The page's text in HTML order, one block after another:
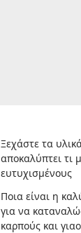
Ξεχάστε τα
αποκαλύπτει τι
ευτυχισμένους
Ποια είναι η
για να
καρπούς και